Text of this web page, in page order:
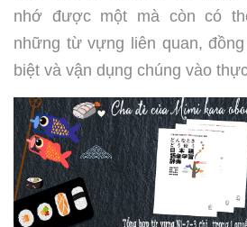
nhớ được một mà còn có
những từ vựng liên quan,
biệt và vận dụng chúng vào